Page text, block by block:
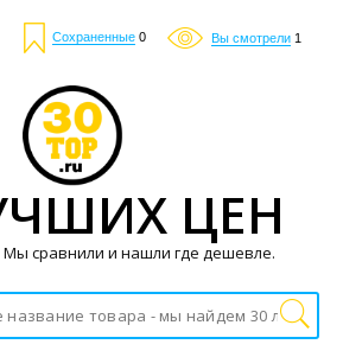
Сохраненные 0 Вы смотрели 1
ЦЕН
Мы сравнили и нашли где дешевле.